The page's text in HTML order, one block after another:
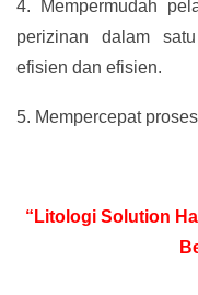
4.
Mempermudah
perizinan dalam
efisien dan efisien.
5. Mempercepat
“Litologi Solution